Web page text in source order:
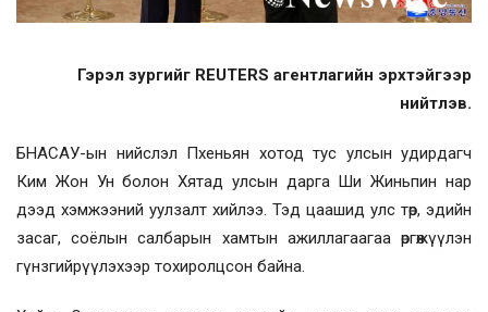
Гэрэл зургийг REUTERS агентлагийн эрхтэйгээр
нийтлэв.
БНАСАУ-ын нийслэл Пхеньян хотод тус улсын удирдагч
Ким Жон Ун болон Хятад улсын дарга Ши Жиньпин нар
дээд хэмжээний уулзалт хийлээ. Тэд цаашид улс төр, эдийн
засаг, соёлын салбарын хамтын ажиллагаагаа өргөжүүлэн
гүнзгийрүүлэхээр тохиролцсон байна.